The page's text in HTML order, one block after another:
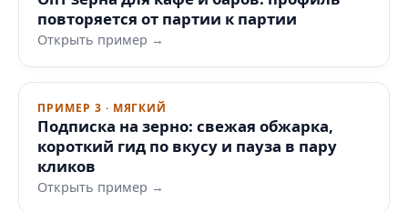
повторяется от партии к партии
Открыть пример →
ПРИМЕР 3 · МЯГКИЙ
Подписка на зерно: свежая обжарка,
короткий гид по вкусу и пауза в пару
кликов
Открыть пример →